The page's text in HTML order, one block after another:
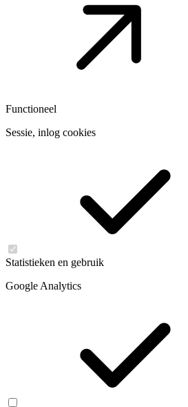
Functioneel
Sessie, inlog cookies
Statistieken en gebruik
Google Analytics